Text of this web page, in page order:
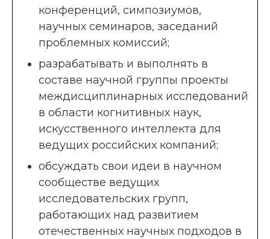
конференций, симпозиумов,
научных семинаров, заседаний
проблемных комиссий;
разрабатывать и выполнять в
составе научной группы проекты
междисциплинарных исследований
в области когнитивных наук,
искусственного интеллекта для
ведущих российских компаний;
обсуждать свои идеи в научном
сообществе ведущих
исследовательских групп,
работающих над развитием
отечественных научных подходов в